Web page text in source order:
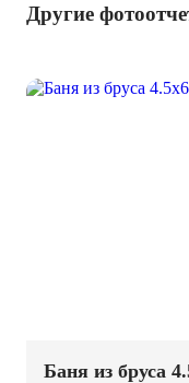
Другие
Баня из бруса